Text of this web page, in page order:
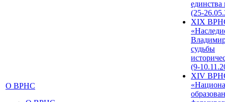
О ВРНС
единства
(25-
XIX
судьбы
(9-
XIV